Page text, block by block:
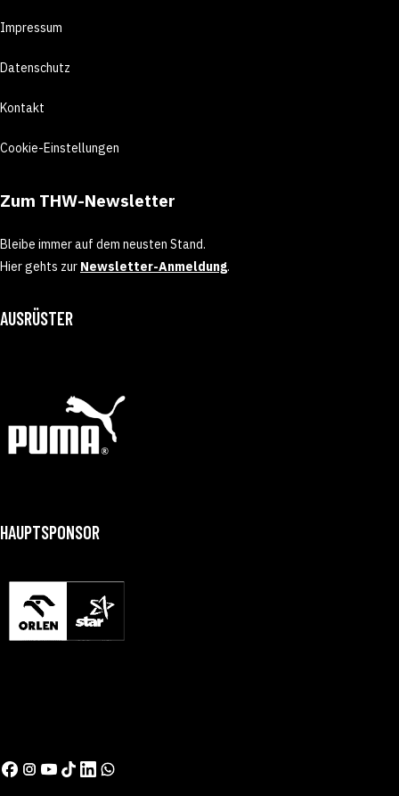
Impressum
Datenschutz
Kontakt
Cookie-Einstellungen
Zum THW-Newsletter
Bleibe immer auf dem neusten Stand.
Hier gehts zur Newsletter-Anmeldung.
AUSRÜSTER
HAUPTSPONSOR